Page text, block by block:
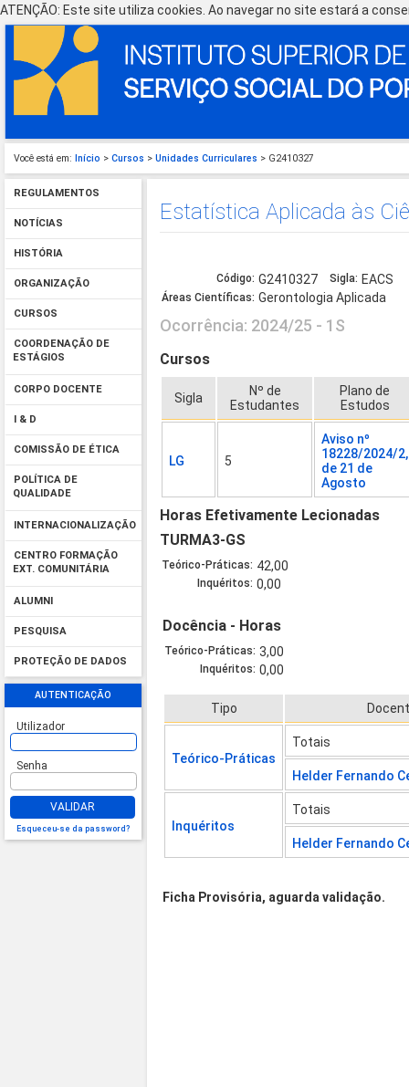
ATENÇÃO: Este site utiliza cookies. Ao navegar no site estará a
Você está em: Início > Cursos > Unidades Curriculares > G2410327
REGULAMENTOS
NOTÍCIAS
HISTÓRIA
ORGANIZAÇÃO
CURSOS
COORDENAÇÃO DE
ESTÁGIOS
CORPO DOCENTE
I & D
COMISSÃO DE ÉTICA
POLÍTICA DE
QUALIDADE
INTERNACIONALIZAÇÃO
CENTRO FORMAÇÃO
EXT. COMUNITÁRIA
ALUMNI
PESQUISA
PROTEÇÃO DE DADOS
AUTENTICAÇÃO
Utilizador
Senha
VALIDAR
Esqueceu-se da password?
Estatística Aplicada às
Código: G2410327 Sigla: EACS
Áreas Científicas: Gerontologia Aplicada
Ocorrência: 2024/25 - 1S
Cursos
Sigla
Nº de
Estudantes
Plano de
Estudos
LG 5
Aviso nº
18228/2024/2,
de 21 de
Agosto
Horas Efetivamente Lecionadas
TURMA3-GS
Teórico-Práticas: 42,00
Inquéritos: 0,00
Docência - Horas
Teórico-Práticas: 3,00
Inquéritos: 0,00
Tipo
Teórico-Práticas
Totais
Helder Fernando
Inquéritos
Totais
Helder Fernando
Ficha Provisória, aguarda validação.